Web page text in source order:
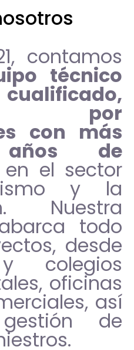
contamos
técnico
por
con más
de
en el sector
y la
Nuestra
todo
desde
colegios
oficinas
así
de